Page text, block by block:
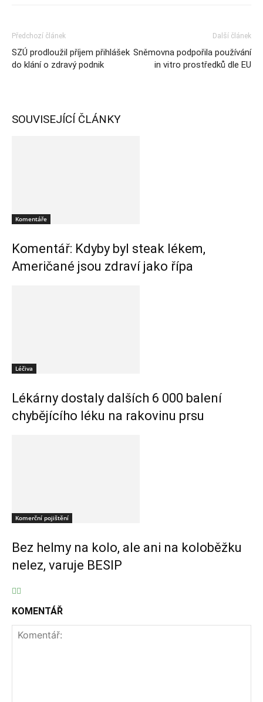
Předchozí článek
SZÚ prodloužil příjem přihlášek
do klání o zdravý podnik
Další článek
Sněmovna podpořila používání
in vitro prostředků dle EU
SOUVISEJÍCÍ ČLÁNKY
Komentáře
Komentář: Kdyby byl steak lékem,
Američané jsou zdraví jako řípa
Léčiva
Lékárny dostaly dalších 6 000 balení
chybějícího léku na rakovinu prsu
Komerční pojištění
Bez helmy na kolo, ale ani na koloběžku
nelez, varuje BESIP
KOMENTÁŘ